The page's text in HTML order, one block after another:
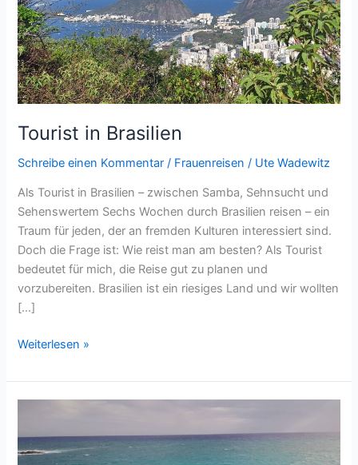
Tourist in Brasilien
Schreibe einen Kommentar / Frauenreisen / Ute Wadewitz
Als Tourist in Brasilien – zwischen Samba, Sehnsucht und
Sehenswertem Sechs Wochen durch Brasilien reisen – ein
Traum für jeden, der an fremden Kulturen interessiert sind.
Doch die Frage ist: Wie reist man am besten? Als Tourist
bedeutet für mich, die Reise gut zu planen und
vorzubereiten. Brasilien ist ein riesiges Land und wir wollten
[…]
Tourist
Brasilien
Weiterlesen »